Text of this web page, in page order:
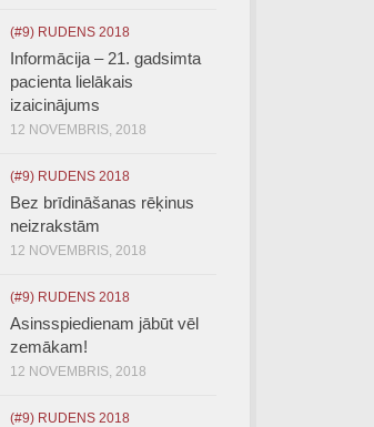
(#9) RUDENS 2018
Informācija – 21. gadsimta
pacienta lielākais
izaicinājums
12 NOVEMBRIS, 2018
(#9) RUDENS 2018
Bez brīdināšanas rēķinus
neizrakstām
12 NOVEMBRIS, 2018
(#9) RUDENS 2018
Asinsspiedienam jābūt vēl
zemākam!
12 NOVEMBRIS, 2018
(#9) RUDENS 2018